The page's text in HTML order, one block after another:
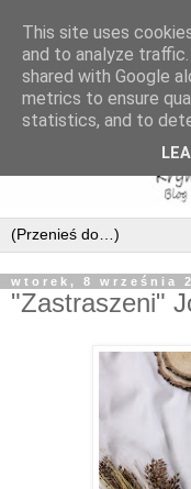
wtorek, 8 września
"Zastraszeni"
This site uses
and to analyze
shared with Google
metrics to ensure
statistics, and to